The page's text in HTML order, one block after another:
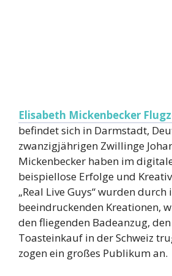
Elisabeth Mickenbecker
befindet sich in Darmstadt,
zwanzigjährigen Zwillinge
Mickenbecker haben im
beispiellose Erfolge und
„Real Live Guys“ wurden durch
beeindruckenden Kreationen,
den fliegenden Badeanzug,
Toasteinkauf in der Schweiz
zogen ein großes Publikum an.